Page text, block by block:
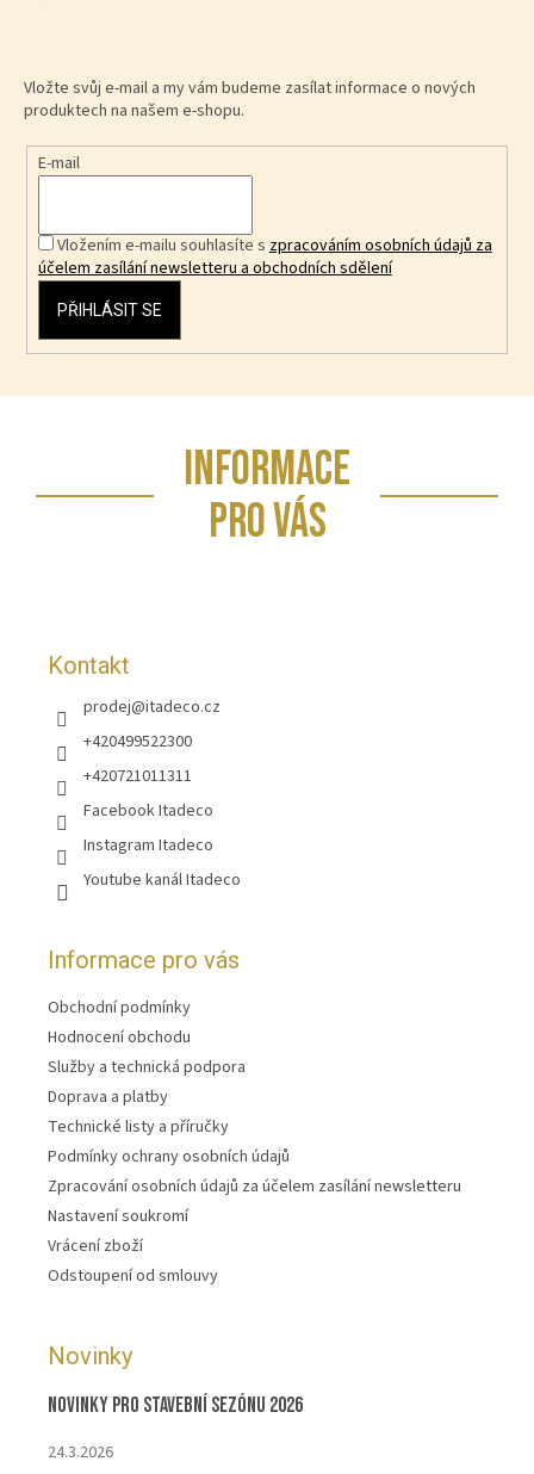
Vložte svůj e-mail a my vám budeme zasílat informace o nových
produktech na našem e-shopu.
E-mail
Vložením e-mailu souhlasíte szpracováním osobních údajů za
účelem zasílání newsletteru a obchodních sdělení
PŘIHLÁSIT SE
INFORMACE
PRO VÁS
Kontakt
prodej@itadeco.cz
+420499522300
+420721011311
Facebook Itadeco
Instagram Itadeco
Youtube kanál Itadeco
Informace pro vás
Obchodní podmínky
Hodnocení obchodu
Služby a technická podpora
Doprava a platby
Technické listy a příručky
Podmínky ochrany osobních údajů
Zpracování osobních údajů za účelem zasílání newsletteru
Nastavení soukromí
Vrácení zboží
Odstoupení od smlouvy
Novinky
Novinky pro stavební sezónu 2026
24.3.2026